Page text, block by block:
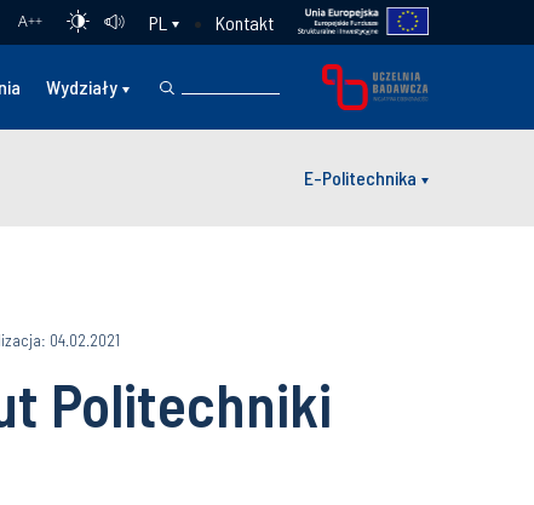
A++ PL Kontakt
Wydziały
E-Politechnika
04.02.2021
Politechniki